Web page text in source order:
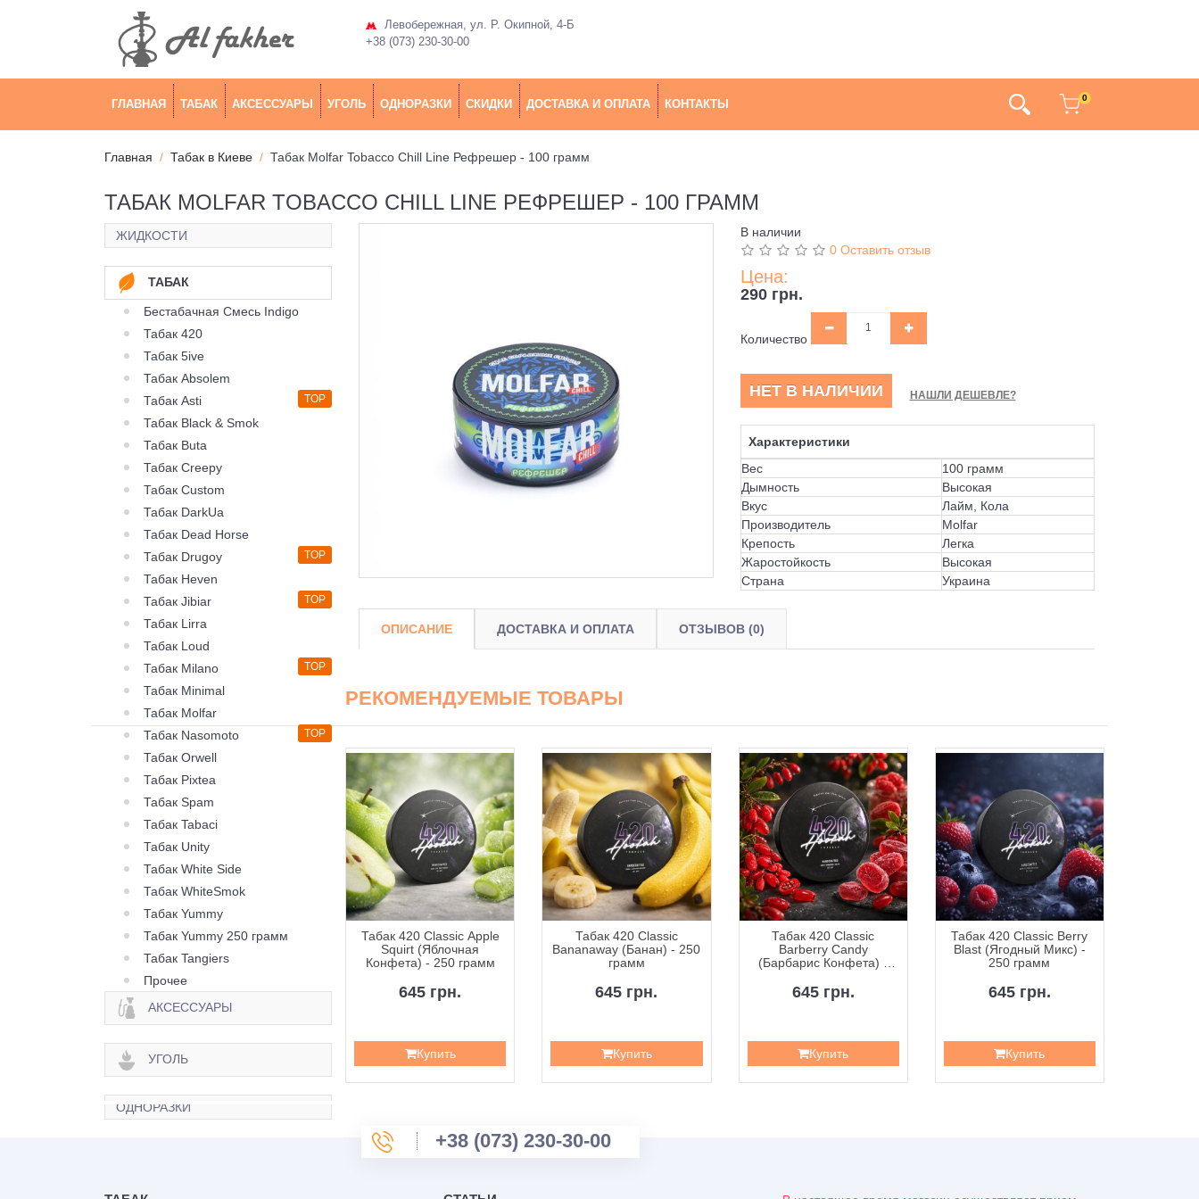
Левобережная, ул. Р. Окипной, 4-Б
+38 (073) 230-30-00
ГЛАВНАЯ ТАБАК АКСЕССУАРЫ УГОЛЬ ОДНОРАЗКИ СКИДКИ ДОСТАВКА И ОПЛАТА КОНТАКТЫ 0
Главная Табак в Киеве Табак Molfar Tobacco Chill Line Рефрешер - 100 грамм
ТАБАК MOLFAR TOBACCO CHILL LINE РЕФРЕШЕР - 100 ГРАММ
ЖИДКОСТИ
ТАБАК
Бестабачная Смесь Indigo
Табак 420
Табак 5ive
Табак Absolem
Табак Asti
TOP
Табак Black & Smok
Табак Buta
Табак Creepy
Табак Custom
Табак DarkUa
Табак Dead Horse
Табак Drugoy
TOP
Табак Heven
Табак Jibiar
TOP
Табак Lirra
Табак Loud
Табак Milano
TOP
Табак Minimal
Табак Molfar
Табак Nasomoto
TOP
Табак Orwell
Табак Pixtea
Табак Spam
Табак Tabaci
Табак Unity
Табак White Side
Табак WhiteSmok
Табак Yummy
Табак Yummy 250 грамм
Табак Tangiers
Прочее
АКСЕССУАРЫ
УГОЛЬ
ОДНОРАЗКИ
В наличии
0 Оставить отзыв
Цена:
290 грн.
Количество
НЕТ В НАЛИЧИИ НАШЛИ ДЕШЕВЛЕ?
Характеристики
Вес
100 грамм
Дымность
Высокая
Вкус
Лайм, Кола
Производитель
Molfar
Крепость
Легка
Жаростойкость
Высокая
Страна
Украина
ОПИСАНИЕ ДОСТАВКА И ОПЛАТА ОТЗЫВОВ (0)
РЕКОМЕНДУЕМЫЕ ТОВАРЫ
Табак 420 Classic Frost
Зен) - 100 грамм
335 грн.
Табак 420 Classic Apple
Squirt (Яблочная
Конфета) - 250 грамм
645 грн.
Купить
Табак 420 Classic
Bananaway (Банан) - 250
грамм
645 грн.
Купить
Табак 420 Classic
Barberry Candy
(Барбарис Конфета) -
645 грн.
Купить
Табак 420 Classic Berry
Blast (Ягодный Микс) -
250 грамм
645 грн.
Купить
+38 (073) 230-30-00